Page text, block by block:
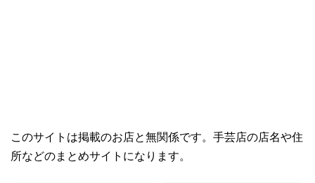
このサイトは掲載のお店と無関係です。手芸店の店名や住
所などのまとめサイトになります。